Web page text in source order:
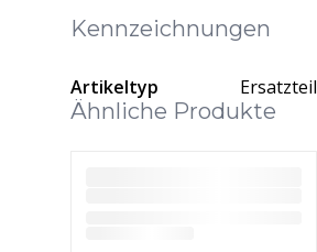
Kennzeichnungen
Artikeltyp Ersatzteil
Ähnliche Produkte